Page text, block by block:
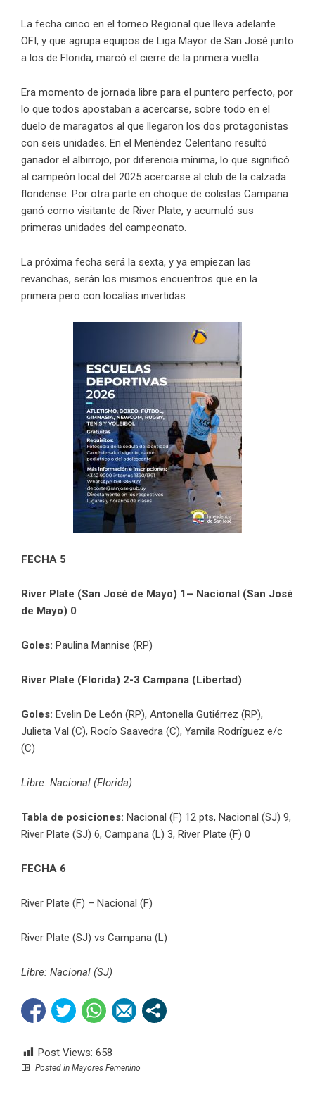
La fecha cinco en el torneo Regional que lleva adelante
OFI, y que agrupa equipos de Liga Mayor de San José junto
a los de Florida, marcó el cierre de la primera vuelta.
Era momento de jornada libre para el puntero perfecto, por
lo que todos apostaban a acercarse, sobre todo en el
duelo de maragatos al que llegaron los dos protagonistas
con seis unidades. En el Menéndez Celentano resultó
ganador el albirrojo, por diferencia mínima, lo que significó
al campeón local del 2025 acercarse al club de la calzada
floridense. Por otra parte en choque de colistas Campana
ganó como visitante de River Plate, y acumuló sus
primeras unidades del campeonato.
La próxima fecha será la sexta, y ya empiezan las
revanchas, serán los mismos encuentros que en la
primera pero con localías invertidas.
FECHA 5
River Plate (San José de Mayo) 1– Nacional (San José
de Mayo) 0
Goles: Paulina Mannise (RP)
River Plate (Florida) 2-3 Campana (Libertad)
Goles: Evelin De León (RP), Antonella Gutiérrez (RP),
Julieta Val (C), Rocío Saavedra (C), Yamila Rodríguez e/c
(C)
Libre: Nacional (Florida)
Tabla de posiciones: Nacional (F) 12 pts, Nacional (SJ) 9,
River Plate (SJ) 6, Campana (L) 3, River Plate (F) 0
FECHA 6
River Plate (F) – Nacional (F)
River Plate (SJ) vs Campana (L)
Libre: Nacional (SJ)
Post Views: 658
Posted in Mayores Femenino